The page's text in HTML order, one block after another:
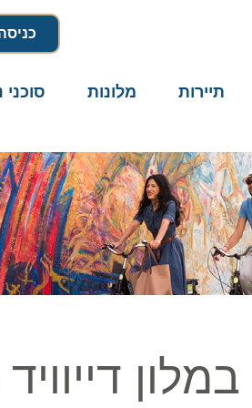
כניסה
תיירות מלונות סוכני
דייוויד